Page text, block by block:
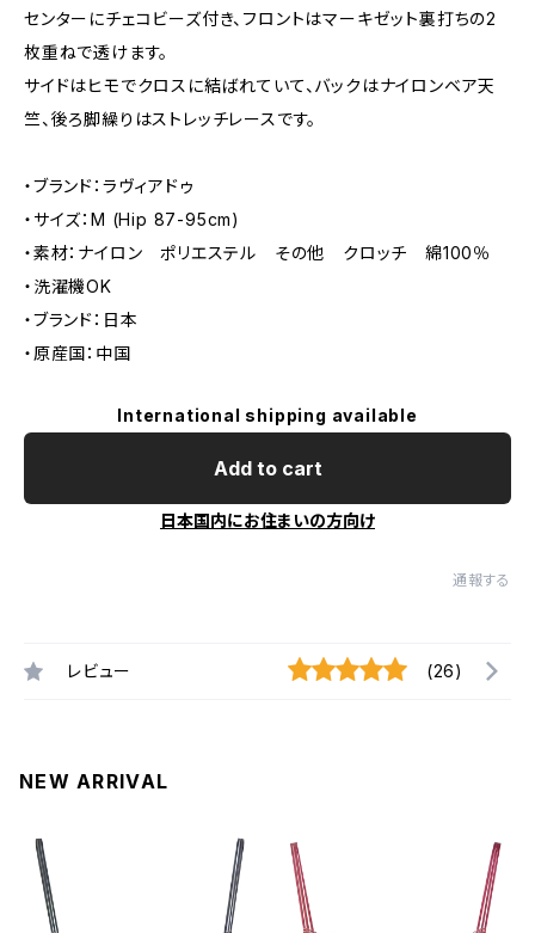
センターにチェコビーズ付き、フロントはマーキゼット裏打ちの2
枚重ねで透けます。
サイドはヒモでクロスに結ばれていて、バックはナイロンベア天
竺、後ろ脚繰りはストレッチレースです。
・ブランド：ラヴィアドゥ
・サイズ：M (Hip 87-95cm)
・素材：ナイロン ポリエステル その他 クロッチ 綿100％
・洗濯機OK
・ブランド：日本
・原産国：中国
International shipping available
Add to cart
日本国内にお住まいの方向け
通報する
レビュー (26)
NEW ARRIVAL